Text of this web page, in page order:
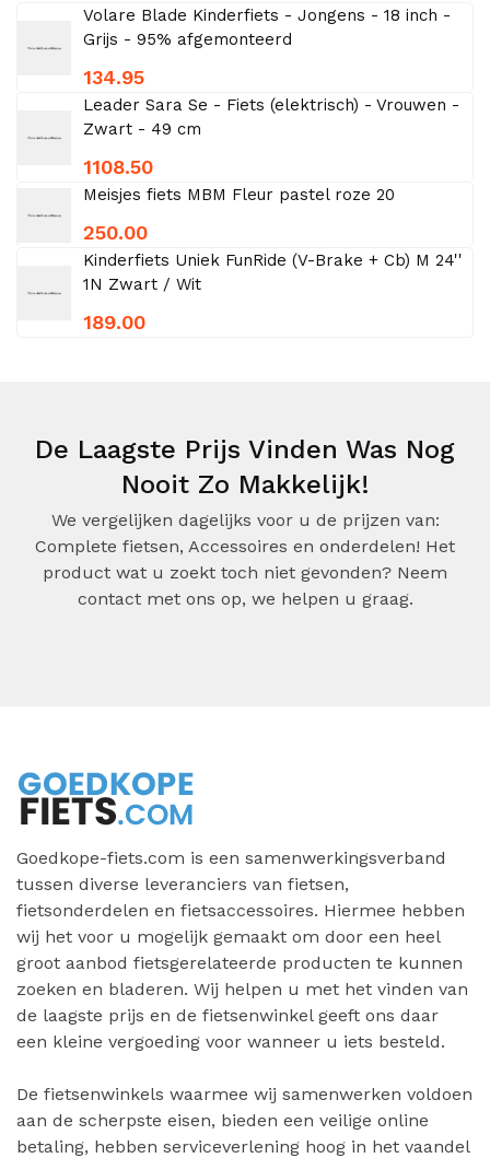
Volare Blade Kinderfiets - Jongens - 18 inch -
Grijs - 95% afgemonteerd
134.95
Leader Sara Se - Fiets (elektrisch) - Vrouwen -
Zwart - 49 cm
1108.50
Meisjes fiets MBM Fleur pastel roze 20
250.00
Kinderfiets Uniek FunRide (V-Brake + Cb) M 24''
1N Zwart / Wit
189.00
De Laagste Prijs Vinden Was Nog
Nooit Zo Makkelijk!
We vergelijken dagelijks voor u de prijzen van:
Complete fietsen, Accessoires en onderdelen! Het
product wat u zoekt toch niet gevonden? Neem
contact met ons op, we helpen u graag.
Goedkope-fiets.com is een samenwerkingsverband
tussen diverse leveranciers van fietsen,
fietsonderdelen en fietsaccessoires. Hiermee hebben
wij het voor u mogelijk gemaakt om door een heel
groot aanbod fietsgerelateerde producten te kunnen
zoeken en bladeren. Wij helpen u met het vinden van
de laagste prijs en de fietsenwinkel geeft ons daar
een kleine vergoeding voor wanneer u iets besteld.
De fietsenwinkels waarmee wij samenwerken voldoen
aan de scherpste eisen, bieden een veilige online
betaling, hebben serviceverlening hoog in het vaandel